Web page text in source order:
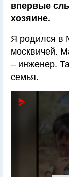
впервые
хозяине.
Я родился в
москвичей.
– инженер.
семья.